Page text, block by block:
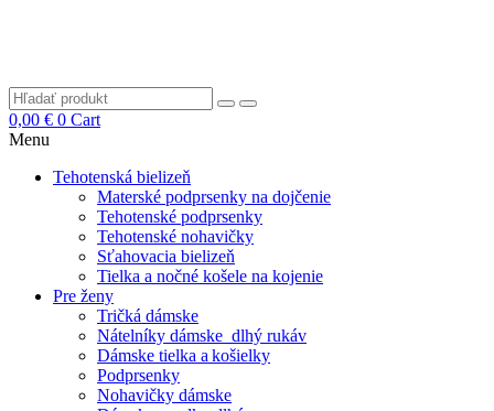
0,00 € 0 Cart
Menu
Tehotenská bielizeň
Materské podprsenky na dojčenie
Tehotenské podprsenky
Tehotenské nohavičky
Sťahovacia bielizeň
Tielka a nočné košele na kojenie
Pre ženy
Tričká dámske
Nátelníky dámske dlhý rukáv
Dámske tielka a košielky
Podprsenky
Nohavičky dámske